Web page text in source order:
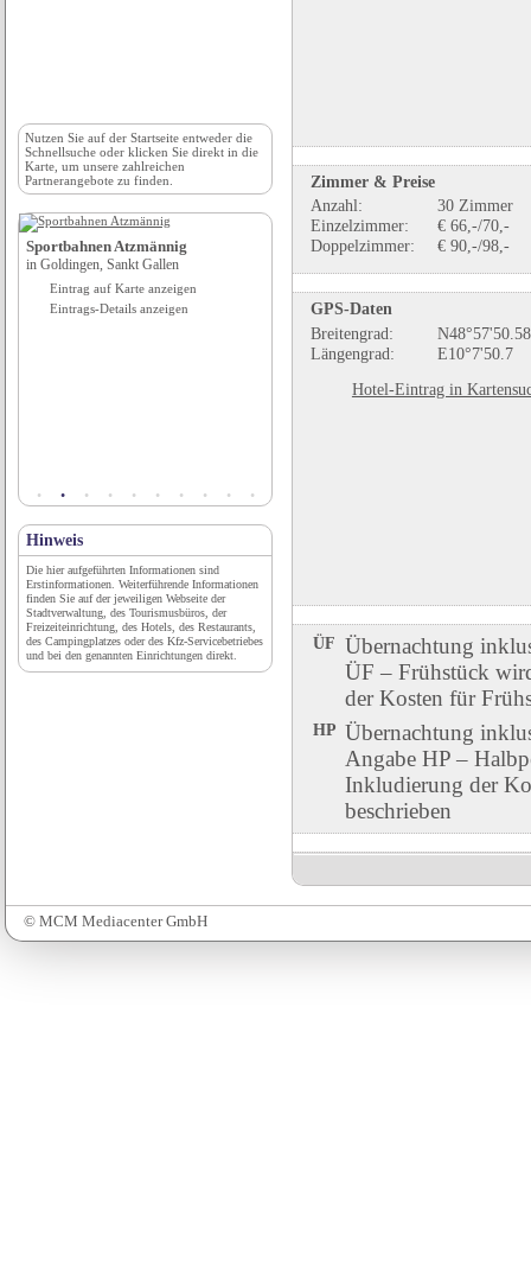
Zimmer & Preise
Anzahl:
30 Zimmer
Einzelzimmer:
€ 66,-/70,-
Doppelzimmer:
€ 90,-/98,-
GPS-Daten
Breitengrad:
N48°57'50.58
Längengrad:
E10°7'50.7
Hotel-Eintrag in
ÜF Übernachtung
ÜF – Frühstück
der Kosten für
HP Übernachtung
Angabe HP –
Inkludierung der
beschrieben
© MCM Mediacenter GmbH
Nutzen Sie auf der Startseite entweder die
Schnellsuche oder klicken Sie direkt in die
Karte, um unsere zahlreichen
Partnerangebote zu finden.
Sportbahnen Atzmännig
in Goldingen, Sankt Gallen
Eintrag auf Karte anzeigen
Eintrags-Details anzeigen
Tourist-Information Aalen
Eintrags-Details anzeigen
Hinweis
Die hier aufgeführten Informationen sind
Erstinformationen. Weiterführende Informationen
finden Sie auf der jeweiligen Webseite der
Stadtverwaltung, des Tourismusbüros, der
Freizeiteinrichtung, des Hotels, des Restaurants,
des Campingplatzes oder des Kfz-Servicebetriebes
und bei den genannten Einrichtungen direkt.